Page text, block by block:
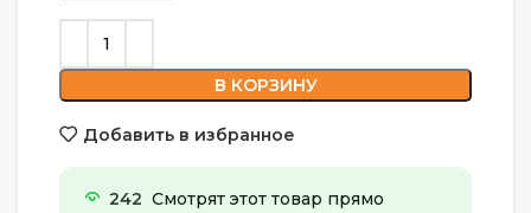
В КОРЗИНУ
Добавить в избранное
242 Смотрят этот товар прямо